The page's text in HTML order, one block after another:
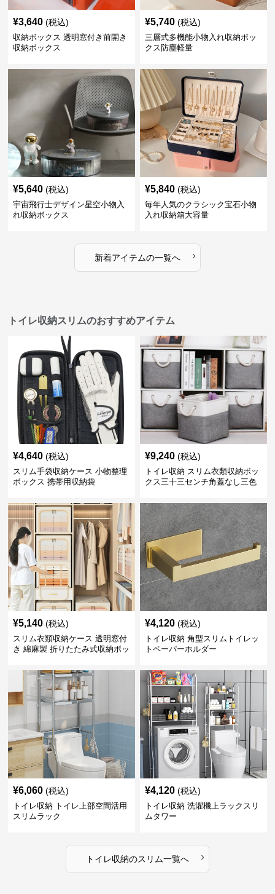
¥3,640 (税込)
収納ボックス 透明窓付き前開き
収納ボックス
¥5,740 (税込)
三層式多機能小物入れ収納ボッ
クス防塵軽量
¥5,640 (税込)
宇宙飛行士デザイン星空小物入
れ収納ボックス
¥5,840 (税込)
毎年人気のクラシック宝石小物
入れ収納箱大容量
新着アイテムの一覧へ ›
トイレ収納スリムのおすすめアイテム
¥4,640 (税込)
スリム手袋収納ケース 小物整理
ボックス 携帯用収納袋
¥9,240 (税込)
トイレ収納 スリム衣類収納ボッ
クス三十三センチ角蓋なし三色
¥5,140 (税込)
スリム衣類収納ケース 透明窓付
き 綿麻製 折りたたみ式収納ボッ
¥4,120 (税込)
トイレ収納 角型スリムトイレッ
トペーパーホルダー
¥6,060 (税込)
トイレ収納 トイレ上部空間活用
スリムラック
¥4,120 (税込)
トイレ収納 洗濯機上ラックスリ
ムタワー
トイレ収納のスリム一覧へ ›